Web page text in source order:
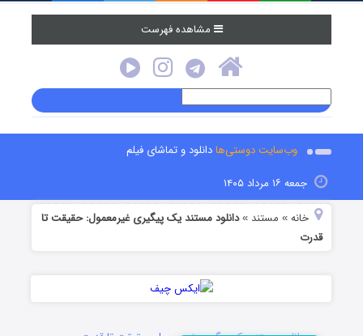
مشاهده فهرست
وب‌سایت دوستی‌هادانلود و تماشای فیلم
جمعه ۱۶ مرداد ۱۴۰۵
خانه » مستند »دانلود مستند یک پیگیری غیرمعمول: حقیقت تا
قدرت